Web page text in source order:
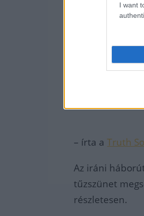
I want
– írta aTruth
Az iráni
tűzszünet
részletesen.